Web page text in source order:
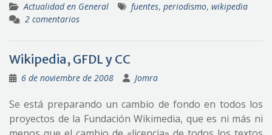
Actualidad en General fuentes, periodismo, wikipedia
2 comentarios
Wikipedia, GFDL y CC
6 de noviembre de 2008 Jomra
Se está preparando un cambio de fondo en todos los
proyectos de la Fundación Wikimedia, que es ni más ni